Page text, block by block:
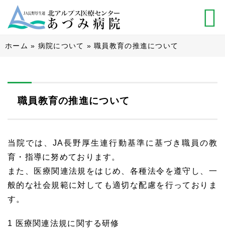
ホーム » 病院について »職員教育の推進について
職員教育の推進について
当院では、JA長野厚生連行動基準に基づき職員の教
育・指導に努めております。
また、医療関連法規をはじめ、各種法令を遵守し、一
般的な社会規範に対しても適切な配慮を行っておりま
す。
1 医療関連法規に関する研修